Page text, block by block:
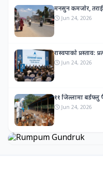
मनसुन कमजोर,
Jun 24, 2026
रास्वपाको प्रस्ताव:
Jun 24, 2026
११ जिल्लामा
Jun 24, 2026